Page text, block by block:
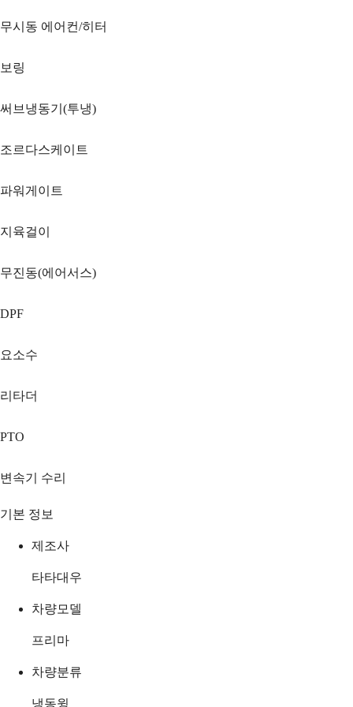
무시동 에어컨/히터
보링
써브냉동기(투냉)
조르다스케이트
파워게이트
지육걸이
무진동(에어서스)
DPF
요소수
리타더
PTO
변속기 수리
기본 정보
제조사
타타대우
차량모델
프리마
차량분류
냉동윙